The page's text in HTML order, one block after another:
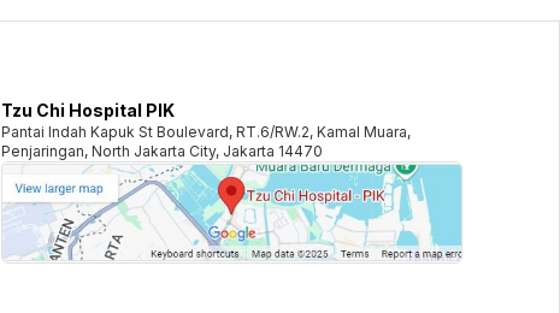
Tzu Chi Hospital PIK
Pantai Indah Kapuk St Boulevard, RT.6/RW.2, Kamal Muara,
Penjaringan, North Jakarta City, Jakarta 14470